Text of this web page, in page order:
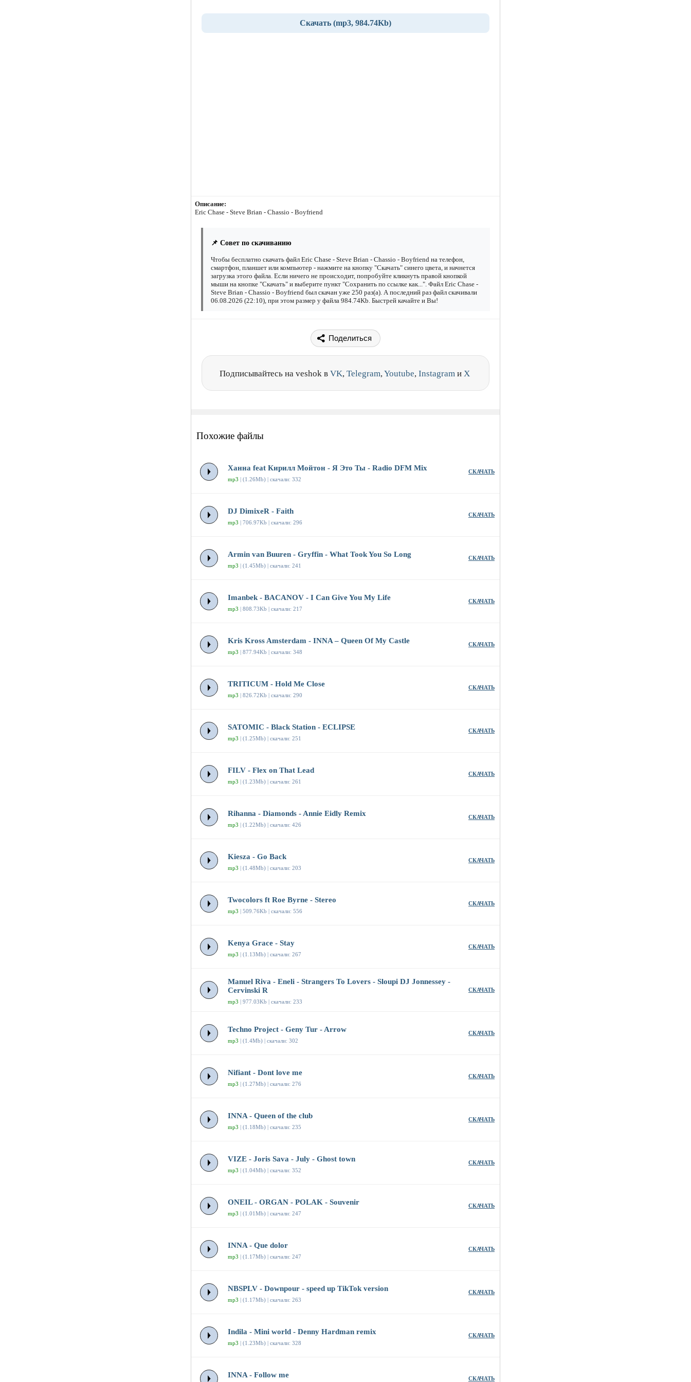
Скачать (mp3, 984.74Kb)
Описание:
Eric Chase - Steve Brian - Chassio - Boyfriend
📌 Совет по скачиванию
Чтобы бесплатно скачать файл Eric Chase - Steve Brian - Chassio - Boyfriend на телефон,
смартфон, планшет или компьютер - нажмите на кнопку "Скачать" синего цвета, и начнется
загрузка этого файла. Если ничего не происходит, попробуйте кликнуть правой кнопкой
мыши на кнопке "Скачать" и выберите пункт "Сохранить по ссылке как...". Файл Eric Chase -
Steve Brian - Chassio - Boyfriend был скачан уже 250 раз(а). А последний раз файл скачивали
06.08.2026 (22:10), при этом размер у файла 984.74Kb. Быстрей качайте и Вы!
Поделиться
Подписывайтесь на veshok в VK, Telegram,Youtube, Instagram и X
Похожие файлы
Ханна feat Кирилл Мойтон - Я Это Ты - Radio DFM Mix
mp3 | (1.26Mb) | скачали: 332
СКАЧАТЬ
DJ DimixeR - Faith
mp3 | 706.97Kb | скачали: 296
СКАЧАТЬ
Armin van Buuren - Gryffin - What Took You So Long
mp3 | (1.45Mb) | скачали: 241
СКАЧАТЬ
Imanbek - BACANOV - I Can Give You My Life
mp3 | 808.73Kb | скачали: 217
СКАЧАТЬ
Kris Kross Amsterdam - INNA – Queen Of My Castle
mp3 | 877.94Kb | скачали: 348
СКАЧАТЬ
TRITICUM - Hold Me Close
mp3 | 826.72Kb | скачали: 290
СКАЧАТЬ
SATOMIC - Black Station - ECLIPSE
mp3 | (1.25Mb) | скачали: 251
СКАЧАТЬ
FILV - Flex on That Lead
mp3 | (1.23Mb) | скачали: 261
СКАЧАТЬ
Rihanna - Diamonds - Annie Eidly Remix
mp3 | (1.22Mb) | скачали: 426
СКАЧАТЬ
Kiesza - Go Back
mp3 | (1.48Mb) | скачали: 203
СКАЧАТЬ
Twocolors ft Roe Byrne - Stereo
mp3 | 509.76Kb | скачали: 556
СКАЧАТЬ
Kenya Grace - Stay
mp3 | (1.13Mb) | скачали: 267
СКАЧАТЬ
Manuel Riva - Eneli - Strangers To Lovers - Sloupi DJ Jonnessey -
Cervinski R
mp3 | 977.03Kb | скачали: 233
СКАЧАТЬ
Techno Project - Geny Tur - Arrow
mp3 | (1.4Mb) | скачали: 302
СКАЧАТЬ
Nifiant - Dont love me
mp3 | (1.27Mb) | скачали: 276
СКАЧАТЬ
INNA - Queen of the club
mp3 | (1.18Mb) | скачали: 235
СКАЧАТЬ
VIZE - Joris Sava - July - Ghost town
mp3 | (1.04Mb) | скачали: 352
СКАЧАТЬ
ONEIL - ORGAN - POLAK - Souvenir
mp3 | (1.01Mb) | скачали: 247
СКАЧАТЬ
INNA - Que dolor
mp3 | (1.17Mb) | скачали: 247
СКАЧАТЬ
NBSPLV - Downpour - speed up TikTok version
mp3 | (1.17Mb) | скачали: 263
СКАЧАТЬ
Indila - Mini world - Denny Hardman remix
mp3 | (1.23Mb) | скачали: 328
СКАЧАТЬ
INNA - Follow me СКАЧАТЬ